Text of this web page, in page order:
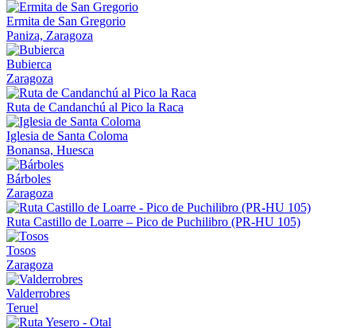
Ermita de San Gregorio
Paniza, Zaragoza
Bubierca
Zaragoza
Ruta de Candanchú al Pico la Raca
Iglesia de Santa Coloma
Bonansa, Huesca
Bárboles
Zaragoza
Ruta Castillo de Loarre – Pico de Puchilibro (PR-HU 105)
Tosos
Zaragoza
Valderrobres
Teruel